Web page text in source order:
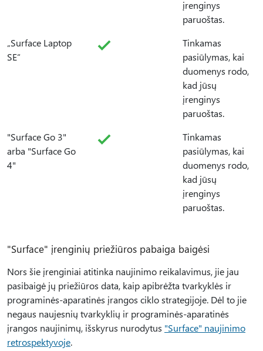
įrenginys
paruoštas.
„Surface Laptop
SE“
Tinkamas
pasiūlymas, kai
duomenys rodo,
kad jūsų
įrenginys
paruoštas.
"Surface Go 3"
arba "Surface Go
4"
Tinkamas
pasiūlymas, kai
duomenys rodo,
kad jūsų
įrenginys
paruoštas.
"Surface" įrenginių priežiūros pabaiga baigėsi
Nors šie įrenginiai atitinka naujinimo reikalavimus, jie jau
pasibaigė jų priežiūros data, kaip apibrėžta tvarkyklės ir
programinės-aparatinės įrangos ciklo strategijoje. Dėl to jie
negaus naujesnių tvarkyklių ir programinės-aparatinės
įrangos naujinimų, išskyrus nurodytus "Surface" naujinimo
retrospektyvoje.